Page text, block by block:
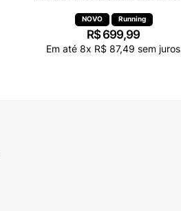
Running
R$ 699,99
Em até 8x R$ 87,49 sem juros